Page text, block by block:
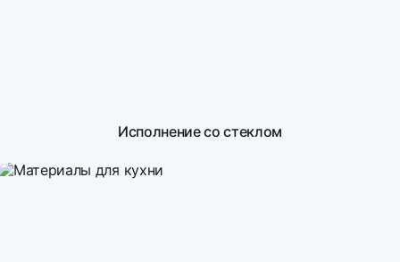
Исполнение со стеклом